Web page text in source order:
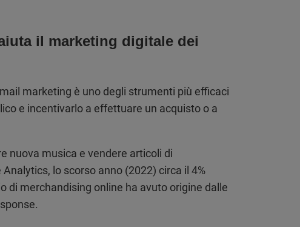
il marketing digitale dei
marketing è uno degli strumenti più efficaci
e incentivarlo a effettuare un acquisto o a
nuova musica e vendere articoli di
lo scorso anno (2022) circa il 4%
di merchandising online ha avuto origine dalle